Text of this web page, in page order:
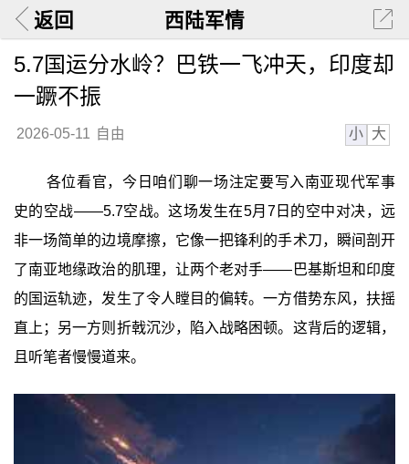
返回 西陆军情
5.7国运分水岭？巴铁一飞冲天，印度却
一蹶不振
2026-05-11 自由 小 大
各位看官，今日咱们聊一场注定要写入南亚现代军事
史的空战——5.7空战。这场发生在5月7日的空中对决，远
非一场简单的边境摩擦，它像一把锋利的手术刀，瞬间剖开
了南亚地缘政治的肌理，让两个老对手——巴基斯坦和印度
的国运轨迹，发生了令人瞠目的偏转。一方借势东风，扶摇
直上；另一方则折戟沉沙，陷入战略困顿。这背后的逻辑，
且听笔者慢慢道来。